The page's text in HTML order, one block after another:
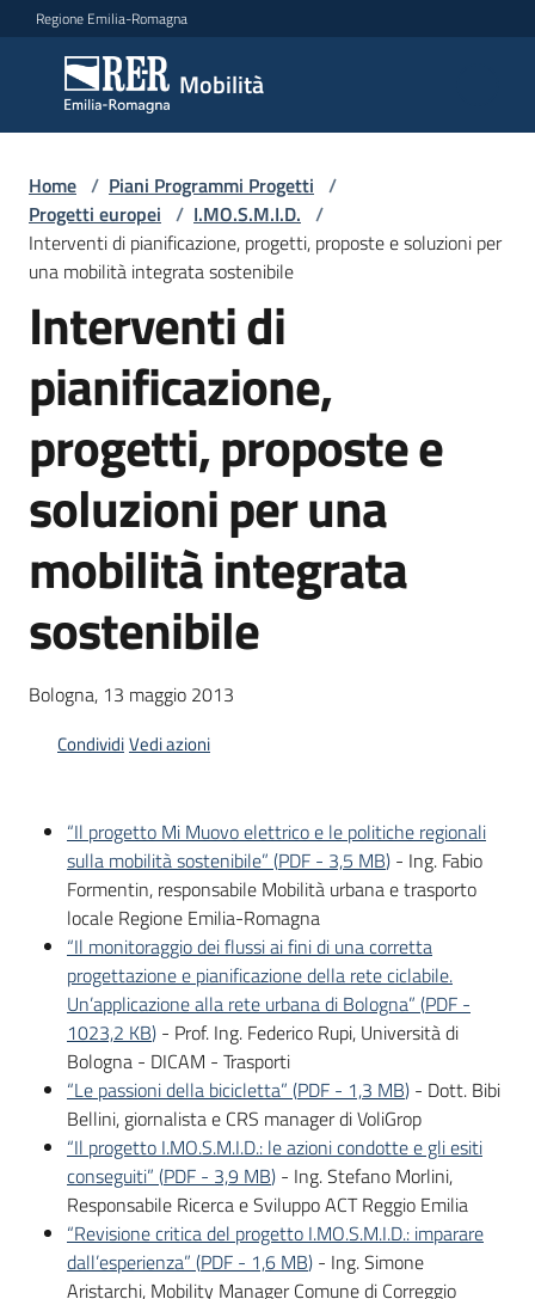
Vai al contenuto
Vai alla navigazione
Vai al footer
Regione Emilia-Romagna
Mobilità
Mobilità
Argomenti
Novità
Servizi
Leggi
Atti
Bandi
Piani
Programmi
Progetti
Menu selezionato
sicurezza
stradale
Seguici
Home / Piani Programmi Progetti /
Progetti europei / I.MO.S.M.I.D. /
Interventi di pianificazione, progetti, proposte e soluzioni per
una mobilità integrata sostenibile
Interventi di
pianificazione,
progetti, proposte e
soluzioni per una
mobilità integrata
sostenibile
Bologna, 13 maggio 2013
CondividiVedi azioni
“Il progetto Mi Muovo elettrico e le politiche regionali
sulla mobilità sostenibile” (PDF - 3,5 MB) - Ing. Fabio
Formentin, responsabile Mobilità urbana e trasporto
locale Regione Emilia-Romagna
“Il monitoraggio dei flussi ai fini di una corretta
progettazione e pianificazione della rete ciclabile.
Un’applicazione alla rete urbana di Bologna” (PDF -
1023,2 KB) - Prof. Ing. Federico Rupi, Università di
Bologna - DICAM - Trasporti
“Le passioni della bicicletta” (PDF - 1,3 MB) - Dott. Bibi
Bellini, giornalista e CRS manager di VoliGrop
“Il progetto I.MO.S.M.I.D.: le azioni condotte e gli esiti
conseguiti” (PDF - 3,9 MB) - Ing. Stefano Morlini,
Responsabile Ricerca e Sviluppo ACT Reggio Emilia
“Revisione critica del progetto I.MO.S.M.I.D.: imparare
dall’esperienza” (PDF - 1,6 MB) - Ing. Simone
Aristarchi, Mobility Manager Comune di Correggio